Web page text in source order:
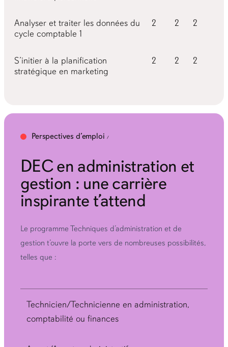
Analyser et traiter les données du
cycle comptable 1
2 2 2
S’initier à la planification
stratégique en marketing
2 2 2
Perspectives d’emploi
DEC en administration et
gestion : une carrière
inspirante t’attend
Le programme Techniques d’administration et de
gestion t’ouvre la porte vers de nombreuses possibilités,
telles que :
Technicien/Technicienne en administration,
comptabilité ou finances